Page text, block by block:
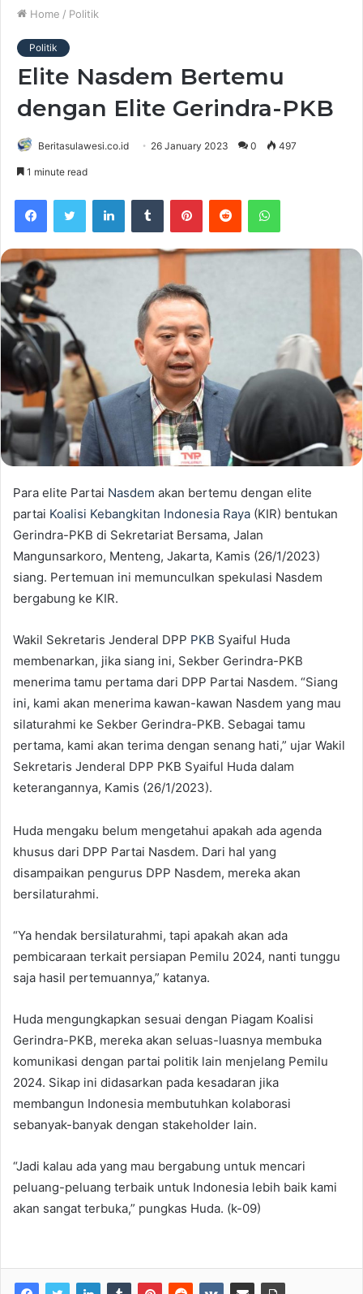
Home / Politik
Politik
Elite Nasdem Bertemu
dengan Elite Gerindra-PKB
Beritasulawesi.co.id 26 January 2023 0 497
1 minute read
Para elite Partai Nasdem akan bertemu dengan elite
partai Koalisi Kebangkitan Indonesia Raya (KIR) bentukan
Gerindra-PKB di Sekretariat Bersama, Jalan
Mangunsarkoro, Menteng, Jakarta, Kamis (26/1/2023)
siang. Pertemuan ini memunculkan spekulasi Nasdem
bergabung ke KIR.
Wakil Sekretaris Jenderal DPP PKB Syaiful Huda
membenarkan, jika siang ini, Sekber Gerindra-PKB
menerima tamu pertama dari DPP Partai Nasdem. “Siang
ini, kami akan menerima kawan-kawan Nasdem yang mau
silaturahmi ke Sekber Gerindra-PKB. Sebagai tamu
pertama, kami akan terima dengan senang hati,” ujar Wakil
Sekretaris Jenderal DPP PKB Syaiful Huda dalam
keterangannya, Kamis (26/1/2023).
Huda mengaku belum mengetahui apakah ada agenda
khusus dari DPP Partai Nasdem. Dari hal yang
disampaikan pengurus DPP Nasdem, mereka akan
bersilaturahmi.
“Ya hendak bersilaturahmi, tapi apakah akan ada
pembicaraan terkait persiapan Pemilu 2024, nanti tunggu
saja hasil pertemuannya,” katanya.
Huda mengungkapkan sesuai dengan Piagam Koalisi
Gerindra-PKB, mereka akan seluas-luasnya membuka
komunikasi dengan partai politik lain menjelang Pemilu
2024. Sikap ini didasarkan pada kesadaran jika
membangun Indonesia membutuhkan kolaborasi
sebanyak-banyak dengan stakeholder lain.
“Jadi kalau ada yang mau bergabung untuk mencari
peluang-peluang terbaik untuk Indonesia lebih baik kami
akan sangat terbuka,” pungkas Huda. (k-09)